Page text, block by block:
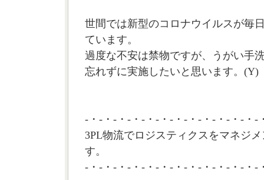
世間では新型のコロナウイルスが毎
ています。
過度な不安は禁物ですが、うがい手
忘れずに実施したいと思います。(Y)
-・-・-・-・-・-・-・-・-・-・-・-・-
3PL物流でロジスティクスをマネジ
す。
-・-・-・-・-・-・-・-・-・-・-・-・-